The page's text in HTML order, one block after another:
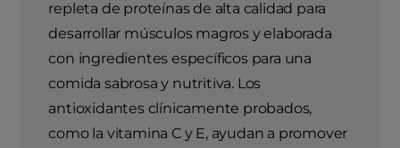
repleta de proteínas de alta calidad para
desarrollar músculos magros y elaborada
con ingredientes específicos para una
comida sabrosa y nutritiva. Los
antioxidantes clínicamente probados,
como la vitamina C y E, ayudan a promover